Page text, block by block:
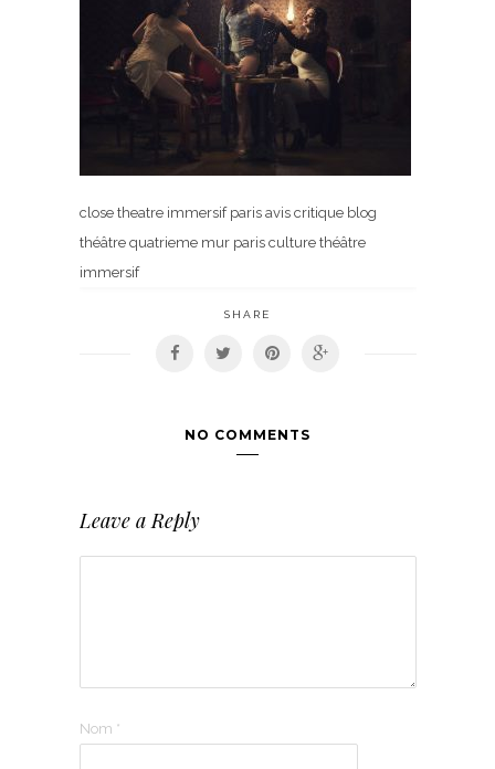
close theatre immersif paris avis critique blog
théâtre quatrieme mur paris culture théâtre
immersif
SHARE
NO COMMENTS
Leave a Reply
Nom *